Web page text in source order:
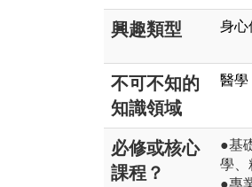
興趣類型 身心
不可不知的
知識領域
醫學
必修或核心
課程？
●基
學、